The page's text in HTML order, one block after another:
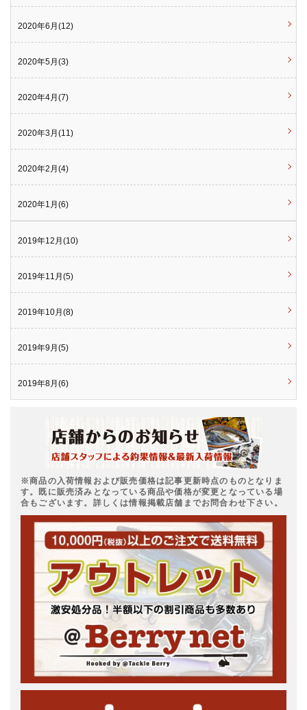
2020年6月(12)
2020年5月(3)
2020年4月(7)
2020年3月(11)
2020年2月(4)
2020年1月(6)
2019年12月(10)
2019年11月(5)
2019年10月(8)
2019年9月(5)
2019年8月(6)
※商品の入荷情報および販売価格は記事更新時点のものとなりま
す。既に販売済みとなっている商品や価格が変更となっている場
合もございます。詳しくは情報掲載店舗までお問合わせ下さい。